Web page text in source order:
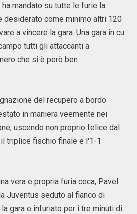
mandato su tutte le furie la
desiderato come minimo altri 120
a vincere la gara. Una gara in cu
tutti gli attaccanti a
che si è però ben
del recupero a bordo
in maniera veemente nei
uscendo non proprio felice dal
triplice fischio finale e l'1-1
vera e propria furia ceca, Pavel
Juventus seduto al fianco di
gara e infuriato per i tre minuti di